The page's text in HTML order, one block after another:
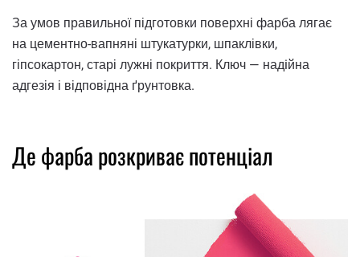
За умов правильної підготовки поверхні фарба лягає
на цементно-вапняні штукатурки, шпаклівки,
гіпсокартон, старі лужні покриття. Ключ — надiйна
адгезія і відповідна ґрунтовка.
Де фарба розкриває потенціал